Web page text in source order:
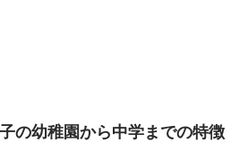
の幼稚園から中学までの特徴